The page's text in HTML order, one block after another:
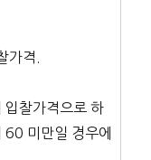
가격.
찰가격으로 하
미만일 경우에